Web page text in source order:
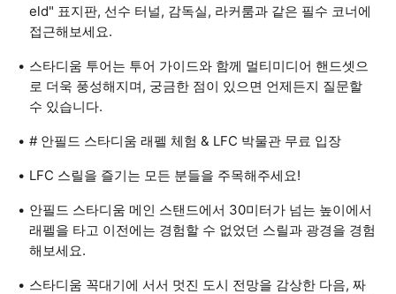
eld" 표지판, 선수 터널, 감독실, 라커룸과 같은 필수 코너에
접근해보세요.
스타디움 투어는 투어 가이드와 함께 멀티미디어 핸드셋으
로 더욱 풍성해지며, 궁금한 점이 있으면 언제든지 질문할
수 있습니다.
# 안필드 스타디움 래펠 체험 & LFC 박물관 무료 입장
LFC 스릴을 즐기는 모든 분들을 주목해주세요!
안필드 스타디움 메인 스탠드에서 30미터가 넘는 높이에서
래펠을 타고 이전에는 경험할 수 없었던 스릴과 광경을 경험
해보세요.
스타디움 꼭대기에 서서 멋진 도시 전망을 감상한 다음, 짜